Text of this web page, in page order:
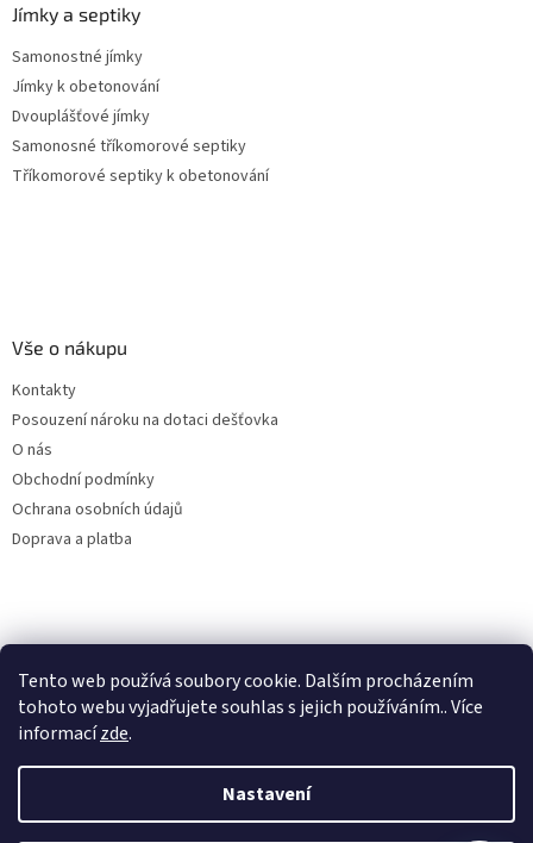
Tento web používá soubory cookie. Dalším procházením
tohoto webu vyjadřujete souhlas s jejich používáním.. Více
informacízde.
Nastavení
Jímky a septiky
Samonostné jímky
Jímky k obetonování
Dvouplášťové jímky
Samonosné tříkomorové septiky
Tříkomorové septiky k obetonování
Vše o nákupu
Kontakty
Posouzení nároku na dotaci dešťovka
O nás
Obchodní podmínky
Ochrana osobních údajů
Doprava a platba
Filtry dešťové vody
Vytvořil Shoptet
Online
Začít konverzaci